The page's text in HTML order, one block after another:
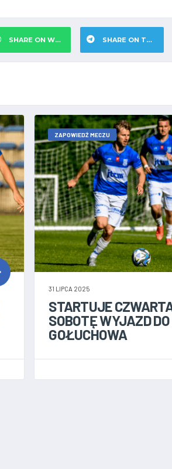
SHARE ON WHATSAPP SHARE ON TELEGRAM
ZAPOWIEDŹ MECZU
31 LIPCA 2025
STARTUJE
SOBOTĘ WYJAZD DO
GOŁUCHOWA